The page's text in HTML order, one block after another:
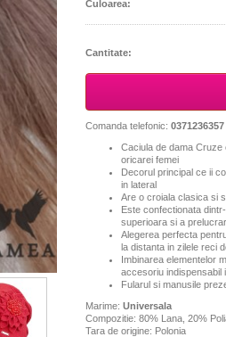
Culoarea:
Cantitate:
Comanda telefonic: 0371236357
Caciula de dama
oricarei femei
Decorul principal ce ii
in lateral
Are o croiala clasica si
Este confectionata
superioara si a
Alegerea perfecta
la distanta in zilele reci
Imbinarea elementelor
accesoriu indispensabil
Fularul si manusile
Marime: Universala
Compozitie: 80% Lana, 20%
Tara de origine: Polonia